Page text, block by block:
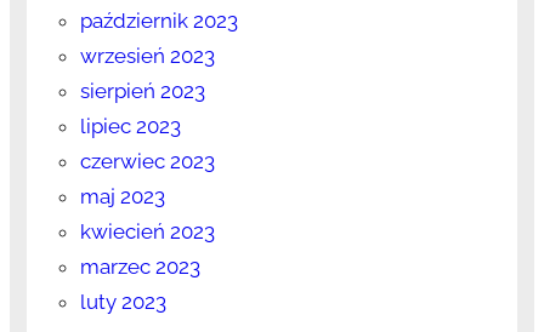
październik 2023
wrzesień 2023
sierpień 2023
lipiec 2023
czerwiec 2023
maj 2023
kwiecień 2023
marzec 2023
luty 2023